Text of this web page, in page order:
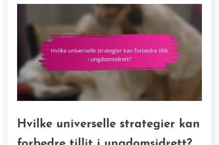
Hvilke universelle strategier kan